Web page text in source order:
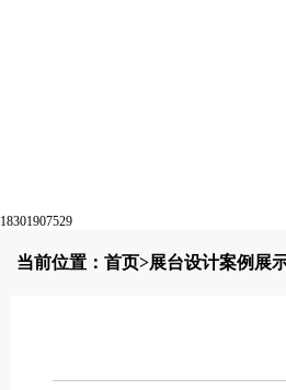
18301907529
当前位置： 首页>展台设计案例展